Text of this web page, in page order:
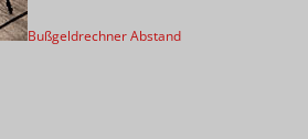
Bußgeldrechner Abstand